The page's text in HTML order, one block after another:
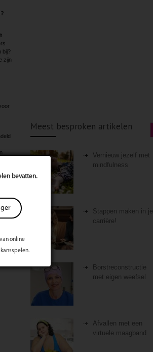
bevatten.
online
bij?
zijn
Meest besproken artikelen
Vernieuw jezelf met
mindfulness
Stappen maken in je
carrière!
Borstreconstructie
met eigen weefsel
Afvallen met een
virtuele maagband